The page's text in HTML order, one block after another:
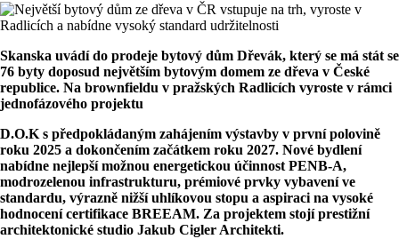
Skanska uvádí do prodeje bytový dům Dřevák, který se má stát se
76 byty doposud největším bytovým domem ze dřeva v České
republice. Na brownfieldu v pražských Radlicích vyroste v rámci
jednofázového projektu
D.O.K s předpokládaným zahájením výstavby v první polovině
roku 2025 a dokončením začátkem roku 2027. Nové bydlení
nabídne nejlepší možnou energetickou účinnost PENB-A,
modrozelenou infrastrukturu, prémiové prvky vybavení ve
standardu, výrazně nižší uhlíkovou stopu a aspiraci na vysoké
hodnocení certifikace BREEAM. Za projektem stojí prestižní
architektonické studio Jakub Cigler Architekti.